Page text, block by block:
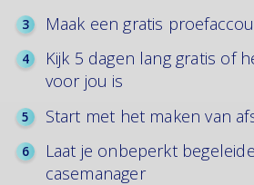
Maak een gratis
Kijk 5 dagen lang gratis of
voor jou is
Start met het maken van
Laat je onbeperkt
casemanager